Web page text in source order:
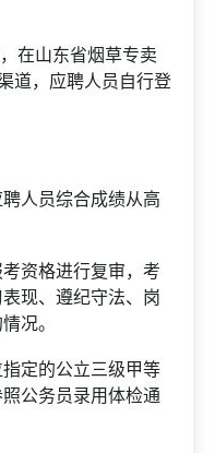
山东省烟草专卖
道，应聘人员自行登
人员综合成绩从高
资格进行复审，考
现、遵纪守法、岗
况。
定的公立三级甲等
公务员录用体检通